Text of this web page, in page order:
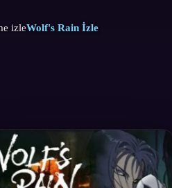
izleWolf's Rain İzle